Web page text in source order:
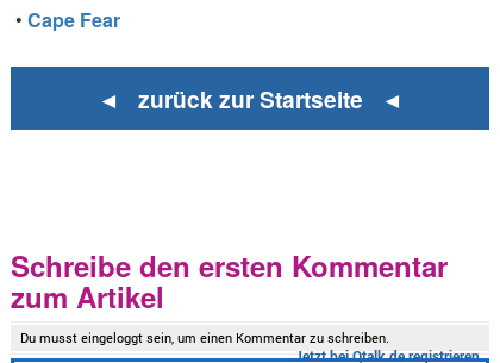
•Cape Fear
◄ zurück zur Startseite ◄
Schreibe den ersten Kommentar
zum Artikel